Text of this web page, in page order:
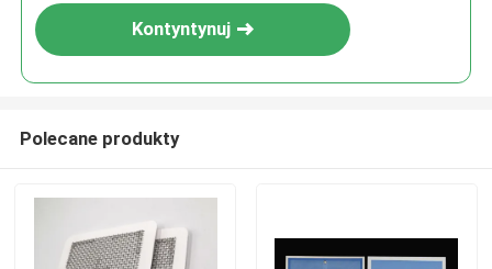
Kontyntynuj
Polecane produkty